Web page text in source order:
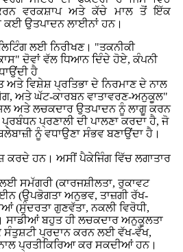
ਵਰਕਸ਼ਾਪ ਅਤੇ ਕੱਚੇ ਮਾਲ ਤੋਂ ਇੱਕ
ਉਤਪਾਦਨ ਲਾਈਨਾਂ ਹਨ।
ਲਈ ਨਿਰੀਖਣ। "ਤਕਨੀਕੀ
ਦੋਵਾਂ ਵੱਲ ਧਿਆਨ ਦਿੰਦੇ ਹੋਏ, ਕੰਪਨੀ
ਹੈ
ਵਿਸ਼ੇਸ਼ ਪ੍ਰਤਿਭਾ ਦੇ ਨਿਰਮਾਣ ਦੇ ਨਾਲ
ਅਤੇ ਘੱਟ-ਕਾਰਬਨ ਵਾਤਾਵਰਣ-ਅਨੁਕੂਲ"
ਅਤੇ ਲਚਕਦਾਰ ਉਤਪਾਦਨ ਨੂੰ ਲਾਗੂ ਕਰਨ
ਪ੍ਰਣਾਲੀ ਦੀ ਪਾਲਣਾ ਕਰਦਾ ਹੈ, ਜੋ
ਨੂੰ ਵਧਾਉਣਾ ਸੰਭਵ ਬਣਾਉਂਦਾ ਹੈ।
ਹਨ। ਅਸੀਂ ਪੈਕੇਜਿੰਗ ਵਿੱਚ ਲਗਾਤਾਰ
ਸਮੱਗਰੀ (ਕਾਰਜਸ਼ੀਲਤਾ, ਰੁਕਾਵਟ
(ਉਪਭੋਗਤਾ ਅਨੁਭਵ, ਤਾਜ਼ਗੀ ਰੱਖ-
(ਸੁੰਦਰਤਾ ਗੁਣਵੱਤਾ, ਨਕਲੀ ਵਿਰੋਧੀ,
ਸਾਡੀਆਂ ਬਹੁਤ ਹੀ ਲਚਕਦਾਰ ਅਨੁਕੂਲਤਾ
ਸੰਤੁਸ਼ਟੀ ਪ੍ਰਦਾਨ ਕਰਨ ਲਈ ਵੱਖ-ਵੱਖ,
ਪ੍ਰਤੀਕਿਰਿਆ ਕਰ ਸਕਦੀਆਂ ਹਨ।